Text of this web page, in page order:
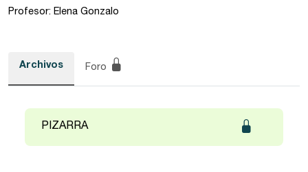
Profesor: Elena Gonzalo
Archivos Foro
PIZARRA